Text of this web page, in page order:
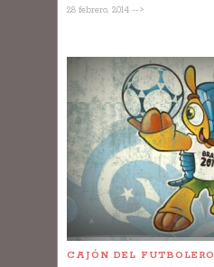
28 febrero, 2014 -->
CAJÓN DEL FUTBOLERO